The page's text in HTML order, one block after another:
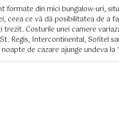
formate din mici bungalow-uri,
ceea ce vă dă posibilitatea de a
Costurile unei camere
Regis, Intercontinental, Sofitel
de cazare ajunge undeva la